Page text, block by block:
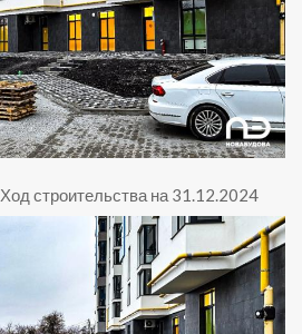
Ход строительства на 31.12.2024